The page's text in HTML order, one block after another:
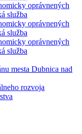
oprávnených
služba
oprávnených
služba
oprávnených
služba
mesta Dubnica nad
rozvoja